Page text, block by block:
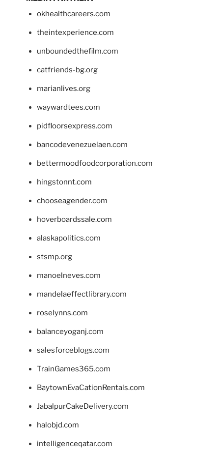
okhealthcareers.com
theintexperience.com
unboundedthefilm.com
catfriends-bg.org
marianlives.org
waywardtees.com
pidfloorsexpress.com
bancodevenezuelaen.com
bettermoodfoodcorporation.com
hingstonnt.com
chooseagender.com
hoverboardssale.com
alaskapolitics.com
stsmp.org
manoelneves.com
mandelaeffectlibrary.com
roselynns.com
balanceyoganj.com
salesforceblogs.com
TrainGames365.com
BaytownEvaCationRentals.com
JabalpurCakeDelivery.com
halobjd.com
intelligenceqatar.com